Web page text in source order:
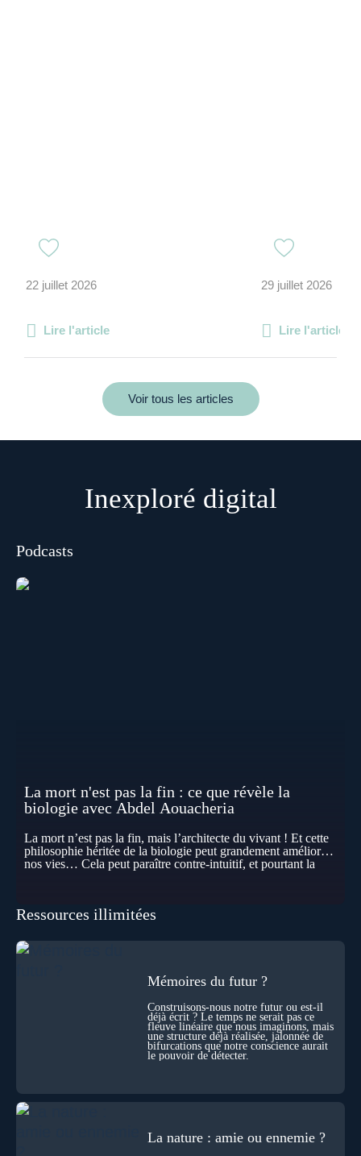
22 juillet 2026
Lire l'article
29 juillet 2026
Lire l'article
Voir tous les articles
Inexploré digital
Podcasts
La mort n'est pas la fin : ce que révèle la
biologie avec Abdel Aouacheria
La mort n’est pas la fin, mais l’architecte du vivant ! Et cette
philosophie héritée de la biologie peut grandement améliorer
nos vies… Cela peut paraître contre-intuitif, et pourtant la
se construisent grâce à des milliers de morts cellulaires
effacements nécessaires façonnent la vie elle-même. À toutes
les échelles, la mort apparaît moins comme une rupture que
elle transformer notre manière de penser la mort ? Existe-t-il
l’âme ? Nous en parlons avec Abdel Aouacheria, docteur en
biochimie et spécialiste de la mort cellulaire.
Ressources illimitées
Mémoires du futur ?
Construisons-nous notre futur ou est-il
déjà écrit ? Le temps ne serait pas ce
fleuve linéaire que nous imaginons, mais
une structure déjà réalisée, jalonnée de
bifurcations que notre conscience aurait
le pouvoir de détecter.
La nature : amie ou ennemie ?